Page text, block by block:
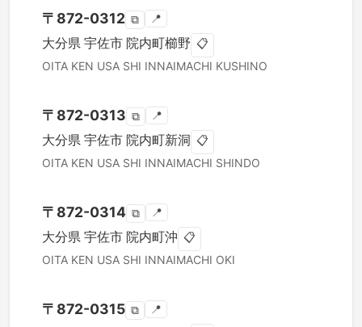
〒 872-0312 ⧉ 📍
大分県 宇佐市 院内町櫛野 📋
OITA KEN USA SHI INNAIMACHI KUSHINO
〒 872-0313 ⧉ 📍
大分県 宇佐市 院内町新洞 📋
OITA KEN USA SHI INNAIMACHI SHINDO
〒 872-0314 ⧉ 📍
大分県 宇佐市 院内町沖 📋
OITA KEN USA SHI INNAIMACHI OKI
〒 872-0315 ⧉ 📍